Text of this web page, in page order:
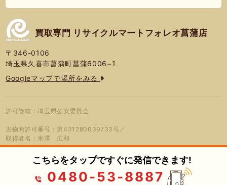
買取専門 リサイクルマートフォレオ菖蒲店
〒346-0106
埼玉県久喜市菖蒲町菖蒲6006−1
Googleマップで場所をみる
許可管轄：埼玉県公安委員会
古物商許可番号：第431280039733号／
取得者名：米澤 広和
プライバシーポリシー 蓮営会社
© 2026年 買取専門 リサイクルマート
フォレオ菖蒲店
こちらをタップですぐに発信できます!
0480-53-8887